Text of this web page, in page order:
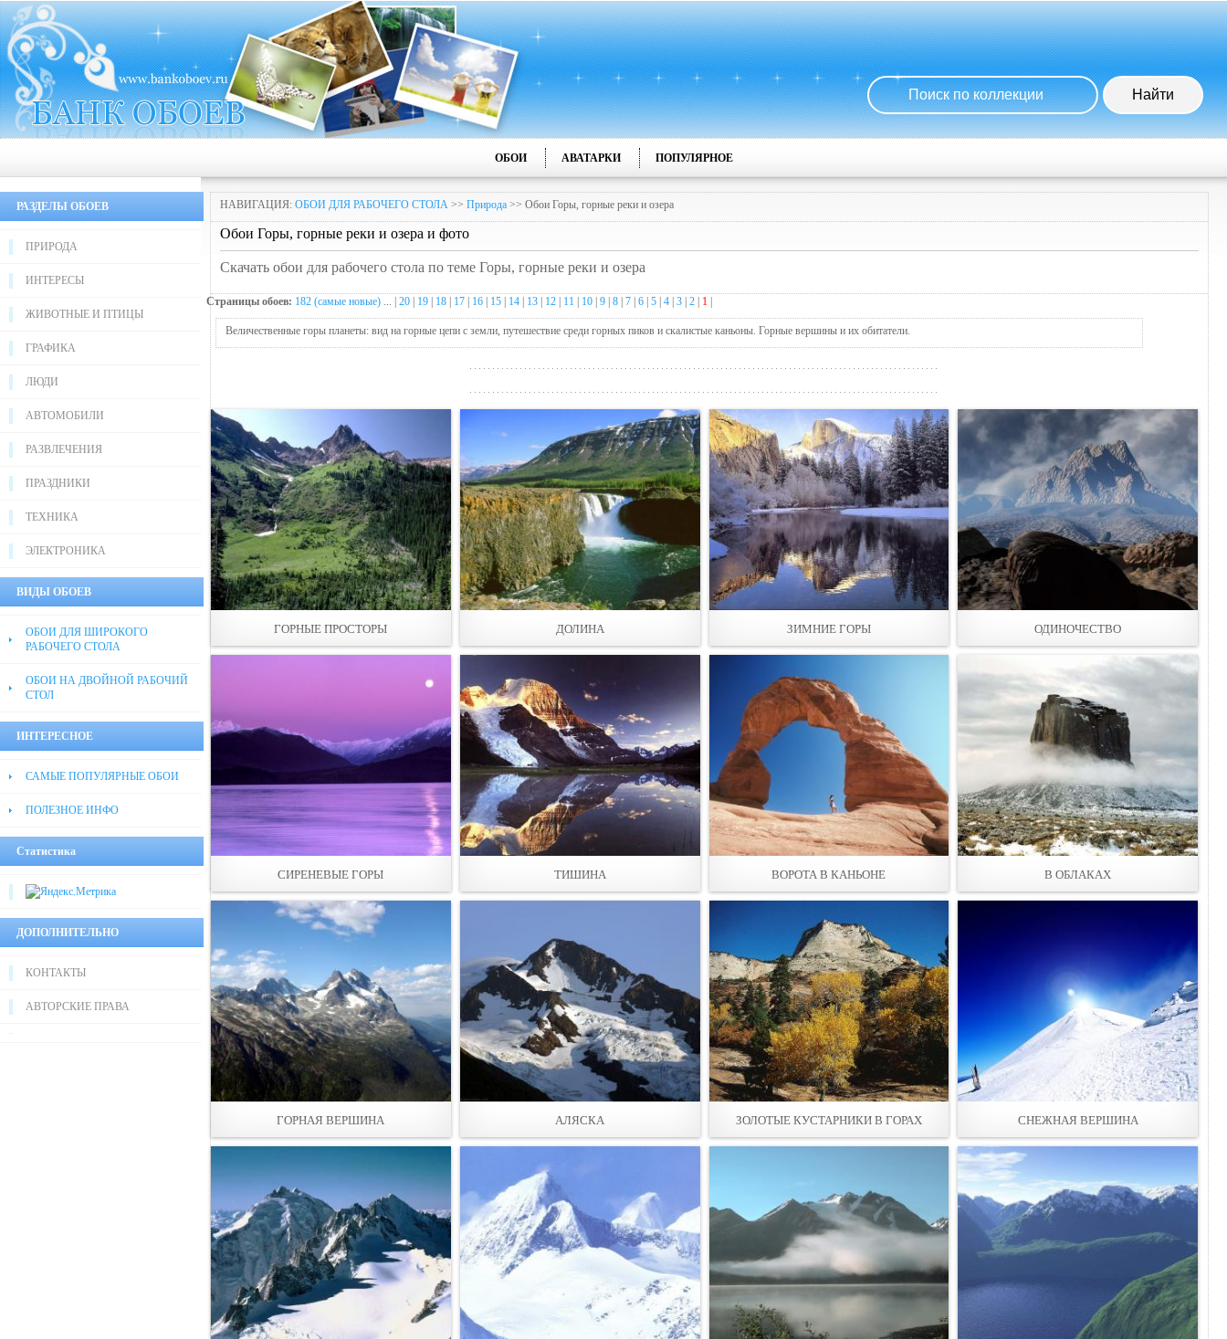
ОБОИ АВАТАРКИ ПОПУЛЯРНОЕ
РАЗДЕЛЫ ОБОЕВ
ПРИРОДА
ИНТЕРЕСЫ
ЖИВОТНЫЕ И ПТИЦЫ
ГРАФИКА
ЛЮДИ
АВТОМОБИЛИ
РАЗВЛЕЧЕНИЯ
ПРАЗДНИКИ
ТЕХНИКА
ЭЛЕКТРОНИКА
ВИДЫ ОБОЕВ
ОБОИ ДЛЯ ШИРОКОГО
РАБОЧЕГО СТОЛА
ОБОИ НА ДВОЙНОЙ РАБОЧИЙ
СТОЛ
ИНТЕРЕСНОЕ
САМЫЕ ПОПУЛЯРНЫЕ ОБОИ
ПОЛЕЗНОЕ ИНФО
Статистика
ДОПОЛНИТЕЛЬНО
КОНТАКТЫ
АВТОРСКИЕ ПРАВА
НАВИГАЦИЯ: ОБОИ ДЛЯ РАБОЧЕГО СТОЛА >> Природа >> Обои Горы, горные реки и озера
Обои Горы, горные реки и озера и фото
Скачать обои для рабочего стола по теме Горы, горные реки и озера
Страницы обоев: 182 (самые новые) ... | 20 19 18 17 16 15 14 13 12 11 10 9 8 7 6 5 4 3 2 1
Величественные горы планеты: вид на горные цепи с земли, путешествие среди горных пиков и скалистые каньоны. Горные вершины и их обитатели.
ГОРНЫЕ ПРОСТОРЫ ДОЛИНА ЗИМНИЕ ГОРЫ ОДИНОЧЕСТВО
СИРЕНЕВЫЕ ГОРЫ ТИШИНА ВОРОТА В КАНЬОНЕ В ОБЛАКАХ
ГОРНАЯ ВЕРШИНА АЛЯСКА ЗОЛОТЫЕ КУСТАРНИКИ В ГОРАХ СНЕЖНАЯ ВЕРШИНА